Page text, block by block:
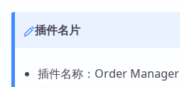
插件名片
插件名称：Order Manager